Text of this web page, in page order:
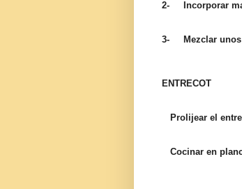
2- Incorporar
3- Mezclar unos
ENTRECOT
Prolijear el
Cocinar en